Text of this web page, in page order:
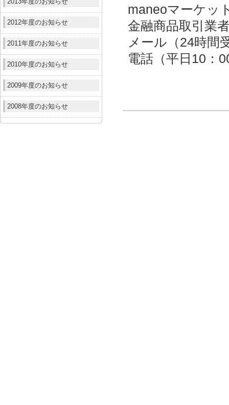
2012年度のお知らせ
2011年度のお知らせ
2010年度のお知らせ
2009年度のお知らせ
2008年度のお知らせ
maneoマーケッ
金融商品取引業
メール（24時間
電話（平日10：